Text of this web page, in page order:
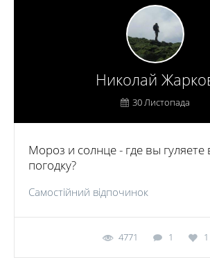
Николай
30 Листопада
Мороз и солнце - где вы гуляете
погодку?
Самостійний відпочинок
4771 1 1